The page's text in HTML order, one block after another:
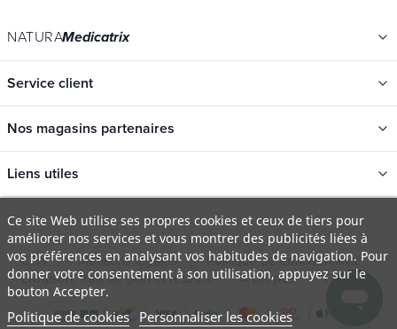
NATURAMedicatrix
Service client
Nos magasins partenaires
Liens utiles
Catégories
Nouveautés
Promotions
Catalogues
CGV Mentions légales
Livraison, frais de port et retours
À propos FAQ
Ce site Web utilise ses propres cookies et ceux de tiers pour
améliorer nos services et vous montrer des publicités liées à
vos préférences en analysant vos habitudes de navigation. Pour
donner votre consentement à son utilisation, appuyez sur le
bouton Accepter.
Politique de cookies Personnaliser les cookies